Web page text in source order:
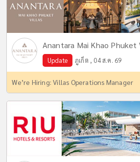
Anantara Mai Khao Phuket
Update ภูเก็ต , 04 ส.ค. 69
We’re Hiring: Villas Operations Manager